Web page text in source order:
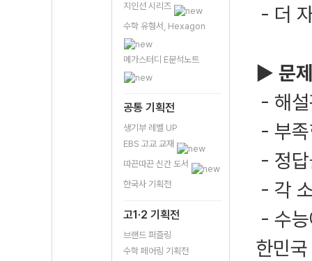
지인선 시리즈
수학 유형서, Hexagon
메가스터디 E분석노트
공통 기획전
생기부 레벨 UP
EBS 고교 교재
따끈따끈 신간 도서
한국사 기획전
고1·2 기획전
브랜드 퍼즐링
수학 페어링 기획전
- 더
▶ 문
- 해
- 부
- 정
- 각
- 수
한민